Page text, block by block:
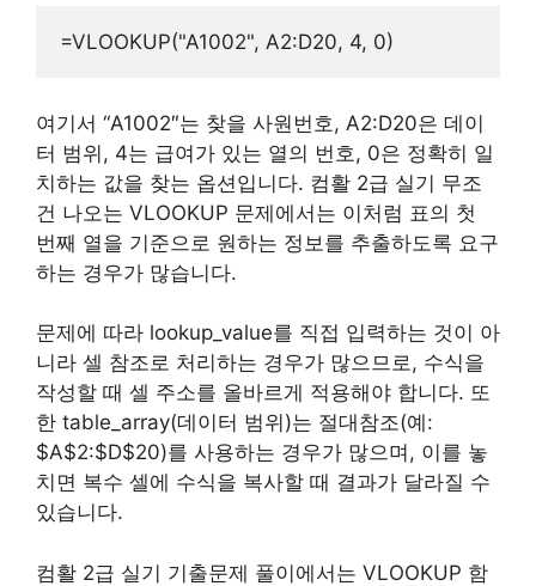
여기서 “A1002″는 찾을 사원번호, A2:D20은 데이
터 범위, 4는 급여가 있는 열의 번호, 0은 정확히 일
치하는 값을 찾는 옵션입니다. 컴활 2급 실기 무조
건 나오는 VLOOKUP 문제에서는 이처럼 표의 첫
번째 열을 기준으로 원하는 정보를 추출하도록 요구
하는 경우가 많습니다.
문제에 따라 lookup_value를 직접 입력하는 것이 아
니라 셀 참조로 처리하는 경우가 많으므로, 수식을
작성할 때 셀 주소를 올바르게 적용해야 합니다. 또
한 table_array(데이터 범위)는 절대참조(예:
$A$2:$D$20)를 사용하는 경우가 많으며, 이를 놓
치면 복수 셀에 수식을 복사할 때 결과가 달라질 수
있습니다.
컴활 2급 실기 기출문제 풀이에서는 VLOOKUP 함